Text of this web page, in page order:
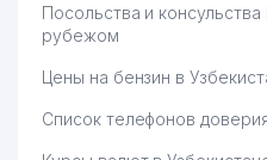
Посольства и
рубежом
Цены на бензин в
Список телефонов